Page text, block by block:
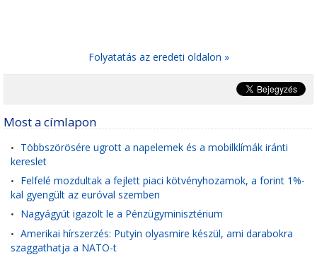
Folyatatás az eredeti oldalon »
Most a címlapon
• Többszörösére ugrott a napelemek és a mobilklímák iránti
kereslet
• Felfelé mozdultak a fejlett piaci kötvényhozamok, a forint 1%-
kal gyengült az euróval szemben
• Nagyágyút igazolt le a Pénzügyminisztérium
• Amerikai hírszerzés: Putyin olyasmire készül, ami darabokra
szaggathatja a NATO-t